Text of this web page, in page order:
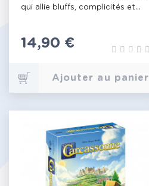
qui allie bluffs, complicités et...
Prix
14,90 €
Ajouter au panier